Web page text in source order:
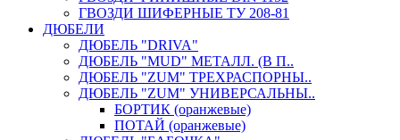
ГВОЗДИ ШИФЕРНЫЕ ТУ 208-81
ДЮБЕЛИ
ДЮБЕЛЬ "DRIVA"
ДЮБЕЛЬ "MUD" МЕТАЛЛ. (В П..
ДЮБЕЛЬ "ZUM" ТРЕХРАСПОРНЫ..
ДЮБЕЛЬ "ZUM" УНИВЕРСАЛЬНЫ..
БОРТИК (оранжевые)
ПОТАЙ (оранжевые)